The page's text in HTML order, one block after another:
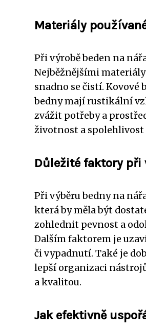
Materiály
Při výrobě beden na
Nejběžnějšími
snadno se čistí. Kovové
bedny mají rustikální
zvážit potřeby a
životnost a spolehlivost
Důležité faktory při
Při výběru bedny na
která by měla být
zohlednit pevnost a
Dalším faktorem je
či vypadnutí. Také je
lepší organizaci
a kvalitou.
Jak efektivně